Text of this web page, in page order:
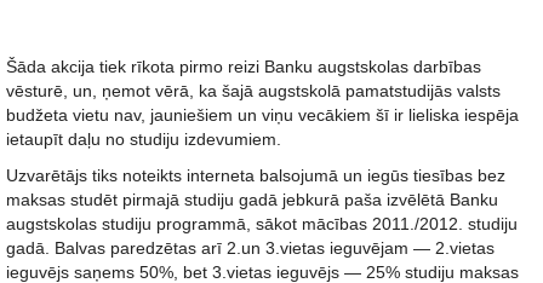
Šāda akcija tiek rīkota pirmo reizi Banku augstskolas darbības
vēsturē, un, ņemot vērā, ka šajā augstskolā pamatstudijās valsts
budžeta vietu nav, jauniešiem un viņu vecākiem šī ir lieliska iespēja
ietaupīt daļu no studiju izdevumiem.
Uzvarētājs tiks noteikts interneta balsojumā un iegūs tiesības bez
maksas studēt pirmajā studiju gadā jebkurā paša izvēlētā Banku
augstskolas studiju programmā, sākot mācības 2011./2012. studiju
gadā. Balvas paredzētas arī 2.un 3.vietas ieguvējam — 2.vietas
ieguvējs saņems 50%, bet 3.vietas ieguvējs — 25% studiju maksas